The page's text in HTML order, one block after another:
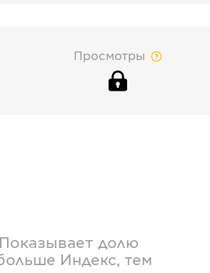
Просмотры
долю
Индекс, тем